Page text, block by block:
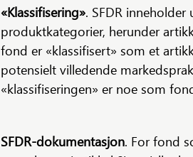
«Klassifisering». SFDR
produktkategorier, herunder
fond er «klassifisert» som et
potensielt villedende
«klassifiseringen» er noe som
SFDR-dokumentasjon. For fond